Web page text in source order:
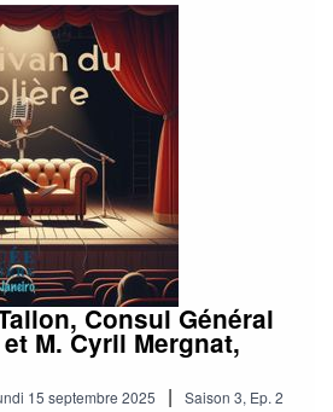
Consul Général
M. Cyril Mergnat,
15 septembre 2025 | Saison 3, Ep. 2